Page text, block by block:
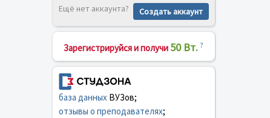
Ещё нет аккаунта? Создать аккаунт
Зарегистрируйся и получи 50 Вт. ?
база данныхВУЗов;
отзывы о преподавателях;